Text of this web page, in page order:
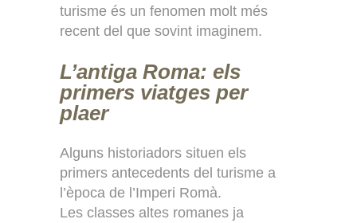
turisme és un fenomen molt més
recent del que sovint imaginem.
L’antiga Roma: els
primers viatges per
plaer
Alguns historiadors situen els
primers antecedents del turisme a
l’època de l’Imperi Romà.
Les classes altes romanes ja